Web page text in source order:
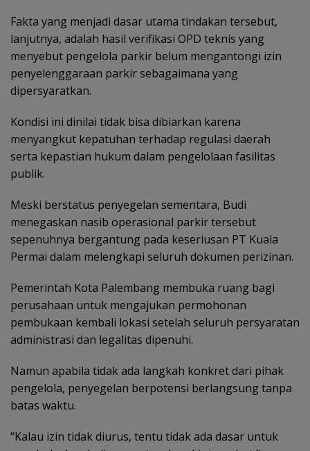
Fakta yang menjadi dasar utama tindakan tersebut,
lanjutnya, adalah hasil verifikasi OPD teknis yang
menyebut pengelola parkir belum mengantongi izin
penyelenggaraan parkir sebagaimana yang
dipersyaratkan.
Kondisi ini dinilai tidak bisa dibiarkan karena
menyangkut kepatuhan terhadap regulasi daerah
serta kepastian hukum dalam pengelolaan fasilitas
publik.
Meski berstatus penyegelan sementara, Budi
menegaskan nasib operasional parkir tersebut
sepenuhnya bergantung pada keseriusan PT Kuala
Permai dalam melengkapi seluruh dokumen perizinan.
Pemerintah Kota Palembang membuka ruang bagi
perusahaan untuk mengajukan permohonan
pembukaan kembali lokasi setelah seluruh persyaratan
administrasi dan legalitas dipenuhi.
Namun apabila tidak ada langkah konkret dari pihak
pengelola, penyegelan berpotensi berlangsung tanpa
batas waktu.
“Kalau izin tidak diurus, tentu tidak ada dasar untuk